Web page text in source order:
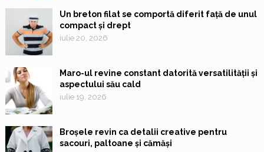
Un breton filat se comportă diferit față de unul
compact și drept
iulie 20, 2026
Maro-ul revine constant datorită versatilității și
aspectului său cald
iulie 19, 2026
Broșele revin ca detalii creative pentru
sacouri, paltoane și cămăși